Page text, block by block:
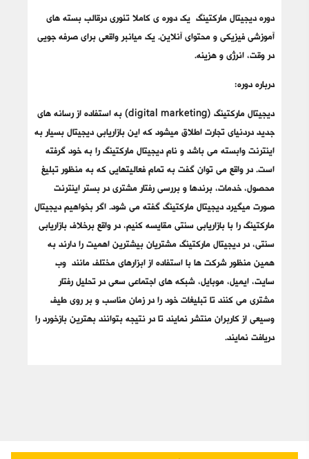
دوره دیجیتال مارکتینگ یک دوره ی کاملا تئوری درقالب بسته های
آموزشی فیزیکی و محتوای آنلاین. یک میانبر واقعی برای صرفه جویی
در وقت، انرژی و هزینه.
درباره دوره:
دیجیتال مارکتینگ (digital marketing) به استفاده از رسانه‏ های
جدید دردنیای تجارت اطلاق میشود که این بازاریابی دیجیتال بسیار به
اینترنت وابسته می باشد و نام دیجیتال مارکتینگ را به خود گرفته
است. در واقع می توان گفت به تمام فعالیتهایی که به منظور تبلیغ
محصول، خدمات، برندها و بررسی رفتار مشتری در بستر اینترنت
صورت میگیرد دیجیتال مارکتینگ گفته می شود. اگر بخواهیم دیجیتال
مارکتینگ را با بازاریابی سنتی مقایسه کنیم، در واقع برخلاف بازاریابی
سنتی، در دیجیتال مارکتینگ مشتریان بیشترین اهمیت را دارند به
همین منظور شرکت ها با استفاده از ابزارهای مختلف مانند وب
سایت، ایمیل، موبایل، شبکه های اجتماعی سعی در تحلیل رفتار
مشتری می کنند تا تبلیغات خود را در زمان مناسب و بر روی طیف
وسیعی از کاربران منتشر نمایند تا در نتیجه بتوانند بهترین بازخورد را
دریافت نمایند.